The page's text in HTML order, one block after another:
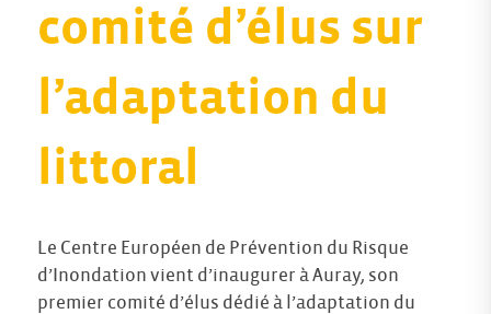
comité d’élus sur
l’adaptation du
littoral
Le Centre Européen de Prévention du Risque
d’Inondation vient d’inaugurer à Auray, son
premier comité d’élus dédié à l’adaptation du